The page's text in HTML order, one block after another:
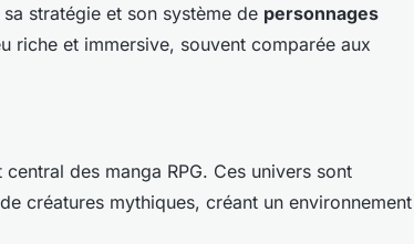
stratégie et son système de personnages
riche et immersive, souvent comparée aux
central des manga RPG. Ces univers sont
créatures mythiques, créant un environnement